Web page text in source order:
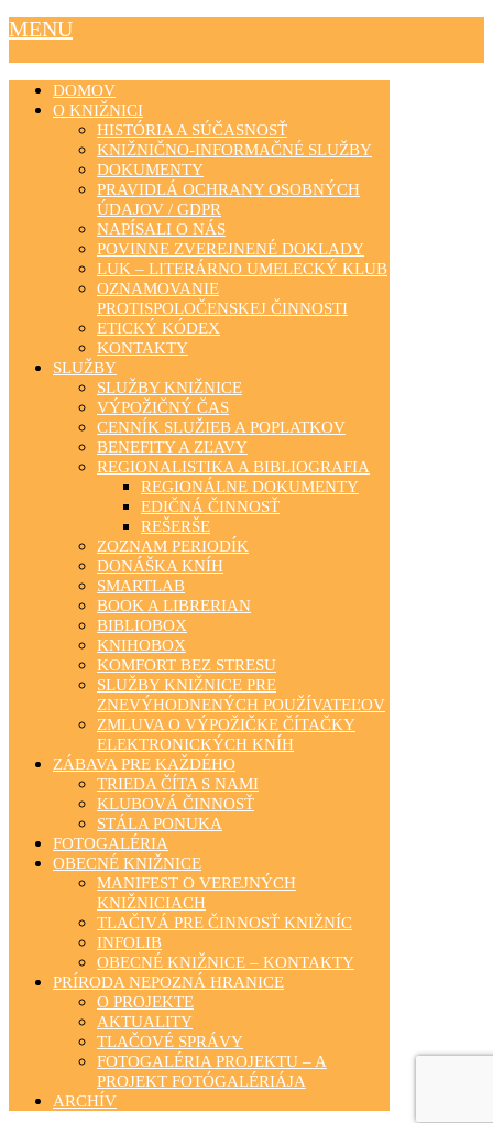
MENU
DOMOV
O KNIŽNICI
HISTÓRIA A SÚČASNOSŤ
KNIŽNIČNO-INFORMAČNÉ SLUŽBY
DOKUMENTY
PRAVIDLÁ OCHRANY OSOBNÝCH
ÚDAJOV / GDPR
NAPÍSALI O NÁS
POVINNE ZVEREJNENÉ DOKLADY
LUK – LITERÁRNO UMELECKÝ KLUB
OZNAMOVANIE
PROTISPOLOČENSKEJ ČINNOSTI
ETICKÝ KÓDEX
KONTAKTY
SLUŽBY
SLUŽBY KNIŽNICE
VÝPOŽIČNÝ ČAS
CENNÍK SLUŽIEB A POPLATKOV
BENEFITY A ZĽAVY
REGIONALISTIKA A BIBLIOGRAFIA
REGIONÁLNE DOKUMENTY
EDIČNÁ ČINNOSŤ
REŠERŠE
ZOZNAM PERIODÍK
DONÁŠKA KNÍH
SMARTLAB
BOOK A LIBRERIAN
BIBLIOBOX
KNIHOBOX
KOMFORT BEZ STRESU
SLUŽBY KNIŽNICE PRE
ZNEVÝHODNENÝCH POUŽÍVATEĽOV
ZMLUVA O VÝPOŽIČKE ČÍTAČKY
ELEKTRONICKÝCH KNÍH
ZÁBAVA PRE KAŽDÉHO
TRIEDA ČÍTA S NAMI
KLUBOVÁ ČINNOSŤ
STÁLA PONUKA
FOTOGALÉRIA
OBECNÉ KNIŽNICE
MANIFEST O VEREJNÝCH
KNIŽNICIACH
TLAČIVÁ PRE ČINNOSŤ KNIŽNÍC
INFOLIB
OBECNÉ KNIŽNICE – KONTAKTY
PRÍRODA NEPOZNÁ HRANICE
O PROJEKTE
AKTUALITY
TLAČOVÉ SPRÁVY
FOTOGALÉRIA PROJEKTU – A
PROJEKT FOTÓGALÉRIÁJA
ARCHÍV